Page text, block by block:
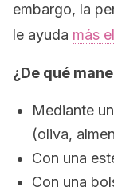
embargo, la
le ayuda más
¿De qué
Mediante
(oliva,
Con una
Con una